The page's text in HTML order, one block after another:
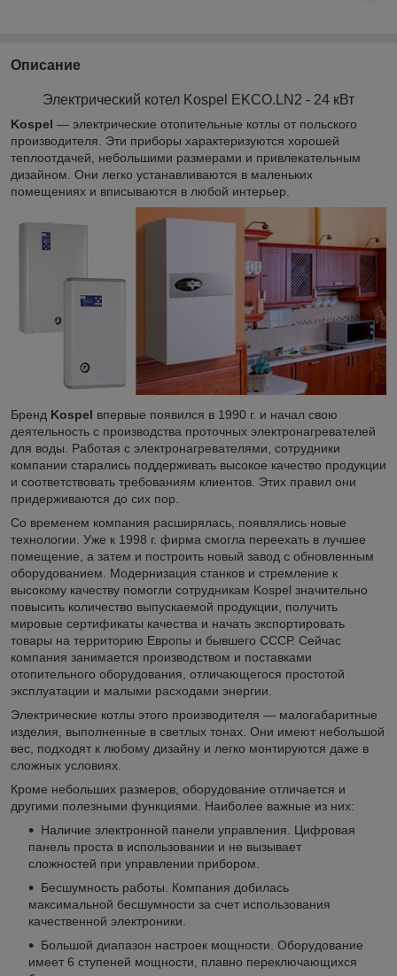
Описание
Электрический котел Kospel EKCO.LN2 - 24 кВт
Kospel — электрические отопительные котлы от польского
производителя. Эти приборы характеризуются хорошей
теплоотдачей, небольшими размерами и привлекательным
дизайном. Они легко устанавливаются в маленьких
помещениях и вписываются в любой интерьер.
Бренд Kospel впервые появился в 1990 г. и начал свою
деятельность с производства проточных электронагревателей
для воды. Работая с электронагревателями, сотрудники
компании старались поддерживать высокое качество продукции
и соответствовать требованиям клиентов. Этих правил они
придерживаются до сих пор.
Со временем компания расширялась, появлялись новые
технологии. Уже к 1998 г. фирма смогла переехать в лучшее
помещение, а затем и построить новый завод с обновленным
оборудованием. Модернизация станков и стремление к
высокому качеству помогли сотрудникам Kospel значительно
повысить количество выпускаемой продукции, получить
мировые сертификаты качества и начать экспортировать
товары на территорию Европы и бывшего СССР. Сейчас
компания занимается производством и поставками
отопительного оборудования, отличающегося простотой
эксплуатации и малыми расходами энергии.
Электрические котлы этого производителя — малогабаритные
изделия, выполненные в светлых тонах. Они имеют небольшой
вес, подходят к любому дизайну и легко монтируются даже в
сложных условиях.
Кроме небольших размеров, оборудование отличается и
другими полезными функциями. Наиболее важные из них:
Наличие электронной панели управления. Цифровая
панель проста в использовании и не вызывает
сложностей при управлении прибором.
Бесшумность работы. Компания добилась
максимальной бесшумности за счет использования
качественной электроники.
Большой диапазон настроек мощности. Оборудование
имеет 6 ступеней мощности, плавно переключающихся